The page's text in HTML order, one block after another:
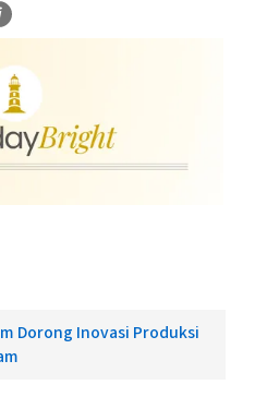
Dorong Inovasi Produksi